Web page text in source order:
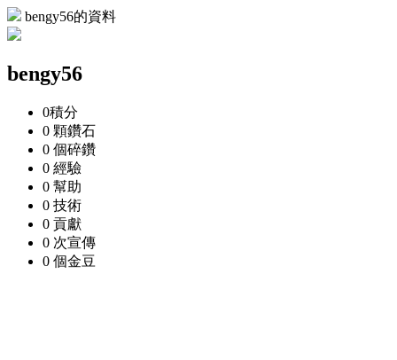
bengy56的資料
bengy56
0積分
0 顆鑽石
0 個碎鑽
0 經驗
0 幫助
0 技術
0 貢獻
0 次宣傳
0 個金豆